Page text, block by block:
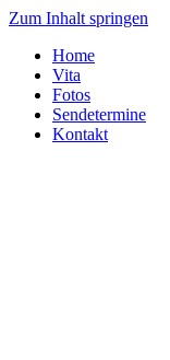
Zum Inhalt springen
Home
Vita
Fotos
Sendetermine
Kontakt